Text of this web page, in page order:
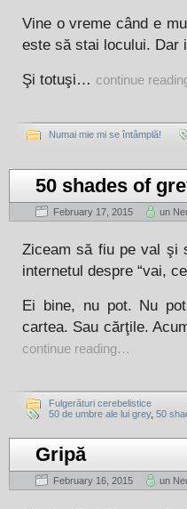
Vine o vreme când e
este să stai locului. Dar
Şi totuşi… continue
Numai mie mi se întâmplă!
50 shades of
February 17, 2015 un
Ziceam să fiu pe val şi
internetul despre “vai,
Ei bine, nu pot. Nu
cartea. Sau cărţile.
continue reading…
Fulgerături cerebelistice
50 de umbre ale lui grey, 50
Gripă
February 16, 2015 un